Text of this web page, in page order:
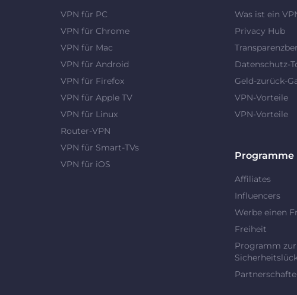
VPN für PC
VPN für Chrome
VPN für Mac
VPN für Android
VPN für Firefox
VPN für Apple TV
VPN für Linux
Router-VPN
VPN für Smart-TVs
VPN für iOS
Was ist ein
Privacy Hub
Datenschutz-
Geld-zurück-
VPN-Vorteile
VPN-Vorteile
Programme
Affiliates
Influencers
Werbe einen
Freiheit
Programm